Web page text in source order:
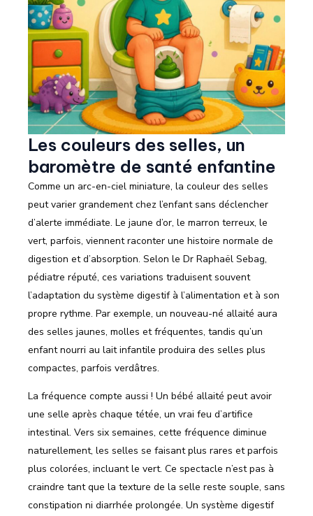
Les couleurs des selles, un
baromètre de santé enfantine
Comme un arc-en-ciel miniature, la couleur des selles
peut varier grandement chez l’enfant sans déclencher
d’alerte immédiate. Le jaune d’or, le marron terreux, le
vert, parfois, viennent raconter une histoire normale de
digestion et d’absorption. Selon le Dr Raphaël Sebag,
pédiatre réputé, ces variations traduisent souvent
l’adaptation du système digestif à l’alimentation et à son
propre rythme. Par exemple, un nouveau-né allaité aura
des selles jaunes, molles et fréquentes, tandis qu’un
enfant nourri au lait infantile produira des selles plus
compactes, parfois verdâtres.
La fréquence compte aussi ! Un bébé allaité peut avoir
une selle après chaque tétée, un vrai feu d’artifice
intestinal. Vers six semaines, cette fréquence diminue
naturellement, les selles se faisant plus rares et parfois
plus colorées, incluant le vert. Ce spectacle n’est pas à
craindre tant que la texture de la selle reste souple, sans
constipation ni diarrhée prolongée. Un système digestif